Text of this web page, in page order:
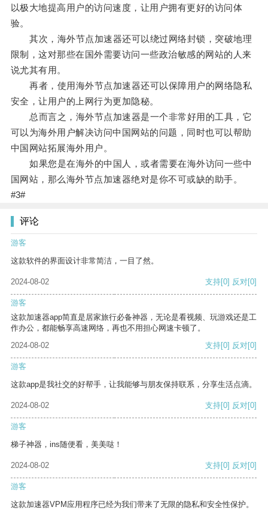
以极大地提高用户的访问速度，让用户拥有更好的访问体
验。
其次，海外节点加速器还可以绕过网络封锁，突破地理
限制，这对那些在国外需要访问一些政治敏感的网站的人来
说尤其有用。
再者，使用海外节点加速器还可以保障用户的网络隐私
安全，让用户的上网行为更加隐秘。
总而言之，海外节点加速器是一个非常好用的工具，它
可以为海外用户解决访问中国网站的问题，同时也可以帮助
中国网站拓展海外用户。
如果您是在海外的中国人，或者需要在海外访问一些中
国网站，那么海外节点加速器绝对是你不可或缺的助手。
#3#
评论
游客
这款软件的界面设计非常简洁，一目了然。
2024-08-02 支持[0] 反对[0]
游客
这款加速器app简直是居家旅行必备神器，无论是看视频、玩游戏还是工
作办公，都能畅享高速网络，再也不用担心网速卡顿了。
2024-08-02
支持[0] 反对[0]
游客
这款app是我社交的好帮手，让我能够与朋友保持联系，分享生活点滴。
2024-08-02 支持[0] 反对[0]
游客
梯子神器，ins随便看，美美哒！
2024-08-02 支持[0] 反对[0]
游客
这款加速器VPM应用程序已经为我们带来了无限的隐私和安全性保护。